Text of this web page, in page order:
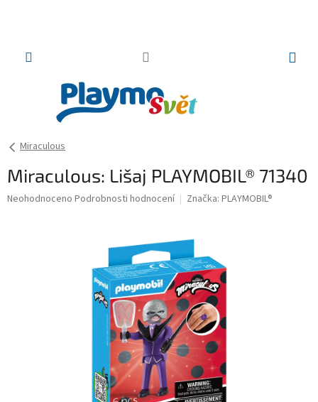
Miraculous
Miraculous: Lišaj PLAYMOBIL® 71340
Průměrné
Neohodnoceno Podrobnosti hodnocení Značka: PLAYMOBIL®